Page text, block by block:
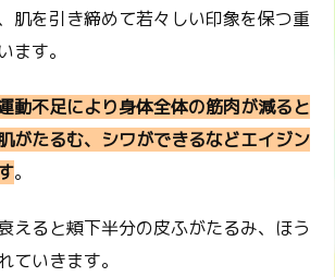
肌を引き締めて若々しい印象を保つ重
ます。
動不足により身体全体の筋肉が減ると
がたるむ、シワができるなどエイジン
。
えると頬下半分の皮ふがたるみ、ほう
ていきます。